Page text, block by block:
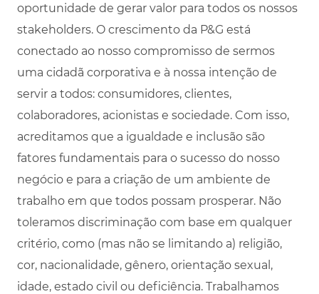
oportunidade de gerar valor para todos os nossos
stakeholders. O crescimento da P&G está
conectado ao nosso compromisso de sermos
uma cidadã corporativa e à nossa intenção de
servir a todos: consumidores, clientes,
colaboradores, acionistas e sociedade. Com isso,
acreditamos que a igualdade e inclusão são
fatores fundamentais para o sucesso do nosso
negócio e para a criação de um ambiente de
trabalho em que todos possam prosperar. Não
toleramos discriminação com base em qualquer
critério, como (mas não se limitando a) religião,
cor, nacionalidade, gênero, orientação sexual,
idade, estado civil ou deficiência. Trabalhamos